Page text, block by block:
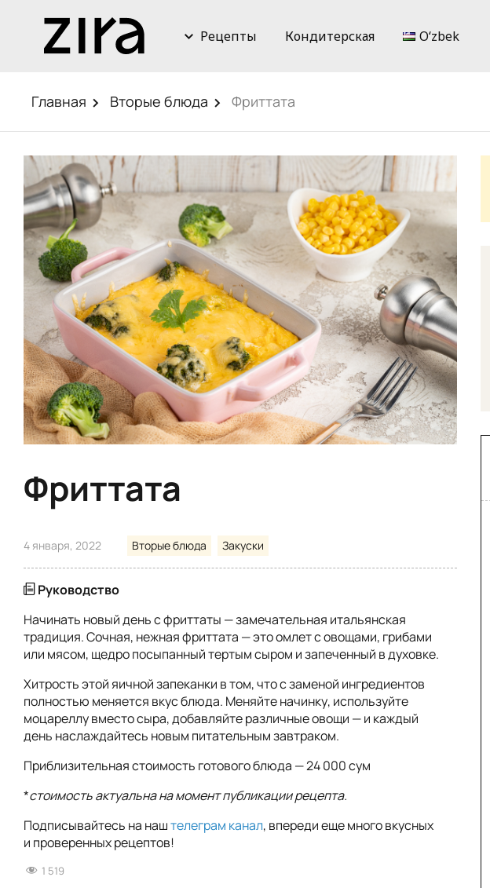
Рецепты Кондитерская Oʻzbek
Главная Вторые блюда Фриттата
Фриттата
4 января, 2022 Вторые блюда Закуски
Руководство
Начинать новый день с фриттаты — замечательная итальянская
традиция. Сочная, нежная фриттата — это омлет с овощами, грибами
или мясом, щедро посыпанный тертым сыром и запеченный в духовке.
Хитрость этой яичной запеканки в том, что с заменой ингредиентов
полностью меняется вкус блюда. Меняйте начинку, используйте
моцареллу вместо сыра, добавляйте различные овощи — и каждый
день наслаждайтесь новым питательным завтраком.
Приблизительная стоимость готового блюда — 24 000 сум
*стоимость актуальна на момент публикации рецепта.
Подписывайтесь на наштелеграм канал, впереди еще много вкусных
и проверенных рецептов!
1 519